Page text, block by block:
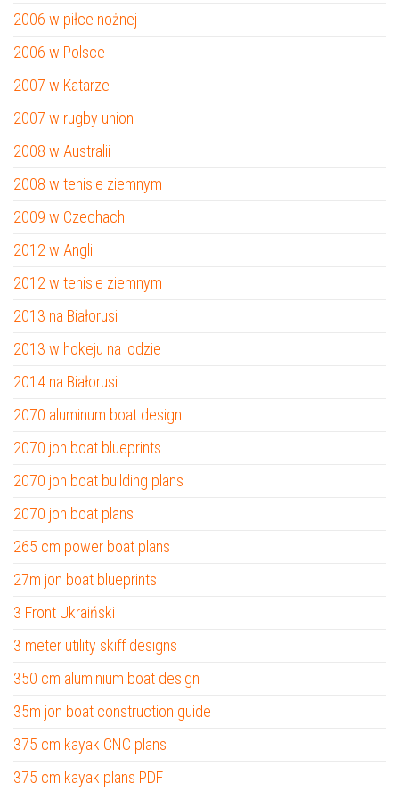
2006 w piłce nożnej
2006 w Polsce
2007 w Katarze
2007 w rugby union
2008 w Australii
2008 w tenisie ziemnym
2009 w Czechach
2012 w Anglii
2012 w tenisie ziemnym
2013 na Białorusi
2013 w hokeju na lodzie
2014 na Białorusi
2070 aluminum boat design
2070 jon boat blueprints
2070 jon boat building plans
2070 jon boat plans
265 cm power boat plans
27m jon boat blueprints
3 Front Ukraiński
3 meter utility skiff designs
350 cm aluminium boat design
35m jon boat construction guide
375 cm kayak CNC plans
375 cm kayak plans PDF